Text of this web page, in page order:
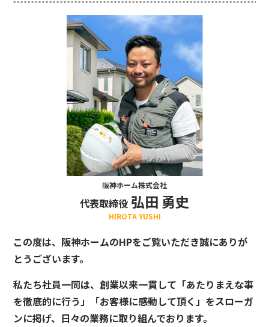
阪神ホーム株式会社
代表取締役 弘田 勇史
HIROTA YUSHI
この度は、阪神ホームのHPをご覧いただき誠にありが
とうございます。
私たち社員一同は、創業以来一貫して「あたりまえな事
を徹底的に行う」「お客様に感動して頂く」をスローガ
ンに掲げ、日々の業務に取り組んでおります。